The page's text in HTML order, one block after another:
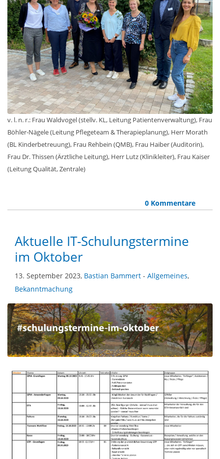
v. l. n. r.: Frau Waldvogel (stellv. KL, Leitung Patientenverwaltung), Frau
Böhler-Nägele (Leitung Pflegeteam & Therapieplanung), Herr Morath
(BL Kinderbetreuung), Frau Rehbein (QMB), Frau Haiber (Auditorin),
Frau Dr. Thissen (Ärztliche Leitung), Herr Lutz (Klinikleiter), Frau Kaiser
(Leitung Qualität, Zentrale)
0 Kommentare
Aktuelle IT-Schulungstermine
im Oktober
13. September 2023, Bastian Bammert - Allgemeines,
Bekanntmachung